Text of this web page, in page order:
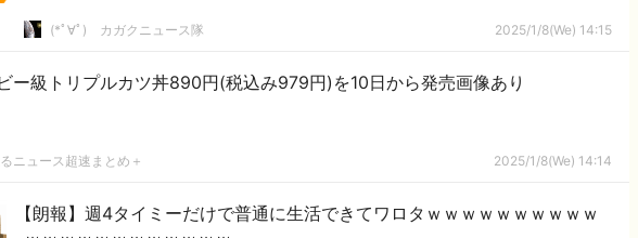
(*ﾟ∀ﾟ)ゞカガクニュース隊 2025/1/8(We) 14:15
ー級トリプルカツ丼890円(税込み979円)を10日から発売画像あり
ニュース超速まとめ＋ 2025/1/8(We) 14:14
【朗報】週4タイミーだけで普通に生活できてワロタｗｗｗｗｗｗｗｗｗｗ